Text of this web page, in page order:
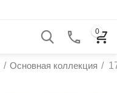
0
/ Основная коллекция /